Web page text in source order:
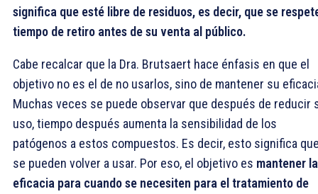
significa que esté libre de residuos, es decir, que se
tiempo de retiro antes de su venta al público.
Cabe recalcar que la Dra. Brutsaert hace énfasis en que el
objetivo no es el de no usarlos, sino de mantener su
Muchas veces se puede observar que después de reducir
uso, tiempo después aumenta la sensibilidad de los
patógenos a estos compuestos. Es decir, esto significa
se pueden volver a usar. Por eso, el objetivo es mantener la
eficacia para cuando se necesiten para el tratamiento de